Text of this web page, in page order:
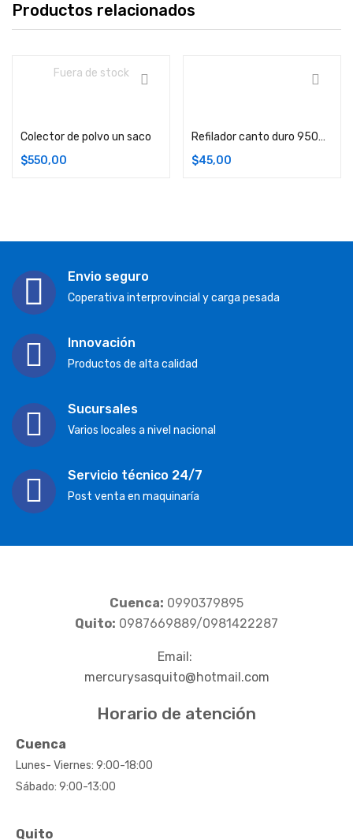
Productos relacionados
Fuera de stock
Colector de polvo un saco
$550,00
Refilador canto duro 950watts
$45,00
Envio seguro
Coperativa interprovincial y carga pesada
Innovación
Productos de alta calidad
Sucursales
Varios locales a nivel nacional
Servicio técnico 24/7
Post venta en maquinaría
Cuenca: 0990379895
Quito: 0987669889/0981422287
Email:
mercurysasquito@hotmail.com
Horario de atención
Cuenca
Lunes- Viernes: 9:00-18:00
Sábado: 9:00-13:00
Quito